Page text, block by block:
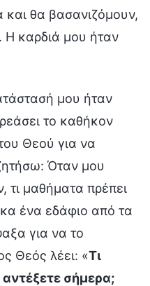
θα βασανιζόμουν,
Η καρδιά μου ήταν
μου ήταν
το καθήκον
Θεού για να
Όταν μου
τι μαθήματα πρέπει
ένα εδάφιο από τα
για να το
Θεός λέει: «Τι
αντέξετε σήμερα;